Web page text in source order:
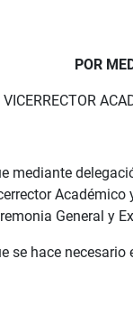
POR
VICERRECTOR
mediante
Académico
General y
se hace